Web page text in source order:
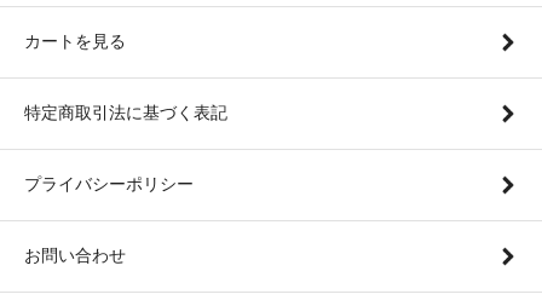
カートを見る
特定商取引法に基づく表記
プライバシーポリシー
お問い合わせ